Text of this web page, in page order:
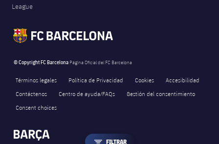
LABEL.ARIA.FILTER
FILTRAR
League
© Copyright FC Barcelona Página Oficial del FC Barcelona
Términos legales Política de Privacidad Cookies
Accesibilidad
Contáctenos
Centro de ayuda/FAQs
Gestión del consentimiento
Consent choices